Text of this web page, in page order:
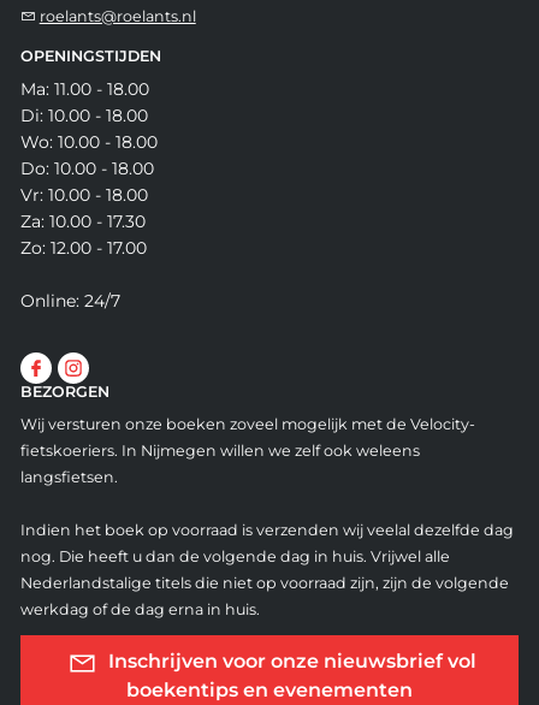
roelants@roelants.nl
OPENINGSTIJDEN
Ma: 11.00 - 18.00
Di: 10.00 - 18.00
Wo: 10.00 - 18.00
Do: 10.00 - 18.00
Vr: 10.00 - 18.00
Za: 10.00 - 17.30
Zo: 12.00 - 17.00
Online: 24/7
BEZORGEN
Wij versturen onze boeken zoveel mogelijk met de Velocity-
fietskoeriers. In Nijmegen willen we zelf ook weleens
langsfietsen.
Indien het boek op voorraad is verzenden wij veelal dezelfde dag
nog. Die heeft u dan de volgende dag in huis. Vrijwel alle
Nederlandstalige titels die niet op voorraad zijn, zijn de volgende
werkdag of de dag erna in huis.
Inschrijven voor onze nieuwsbrief vol
boekentips en evenementen